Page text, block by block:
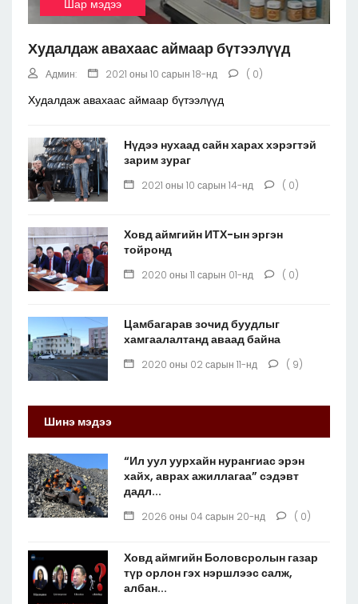
Шар мэдээ
Худалдаж авахаас аймаар бүтээлүүд
Админ: 2021 оны 10 сарын 18-нд ( 0)
Худалдаж авахаас аймаар бүтээлүүд
Нүдээ нухаад сайн харах хэрэгтэй
зарим зураг
2021 оны 10 сарын 14-нд ( 0)
Ховд аймгийн ИТХ-ын эргэн
тойронд
2020 оны 11 сарын 01-нд ( 0)
Цамбагарав зочид буудлыг
хамгаалалтанд аваад байна
2020 оны 02 сарын 11-нд ( 9)
Шинэ мэдээ
“Ил уул уурхайн нурангиас эрэн
хайх, аврах ажиллагаа” сэдэвт
дадл...
2026 оны 04 сарын 20-нд ( 0)
Ховд аймгийн Боловсролын газар
түр орлон гэх нэршлээс салж,
албан...